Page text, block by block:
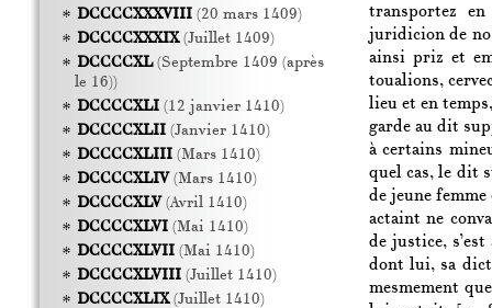
transportez
juridicion de
ainsi priz et
toualions,
lieu et en
garde au dit
à certains
quel cas, le dit
de jeune
actaint ne
de justice,
dont lui, sa
mesmement
DCCCCXXXVIII(20 mars 1409)
DCCCCXXXIX(Juillet 1409)
DCCCCXL(Septembre 1409 (après
le 16))
DCCCCXLI(12 janvier 1410)
DCCCCXLII(Janvier 1410)
DCCCCXLIII(Mars 1410)
DCCCCXLIV(Mars 1410)
DCCCCXLV(Avril 1410)
DCCCCXLVI(Mai 1410)
DCCCCXLVII(Mai 1410)
DCCCCXLVIII(Juillet 1410)
DCCCCXLIX(Juillet 1410)